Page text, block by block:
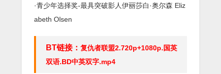
·青少年选择奖-最具突破影人伊丽莎白·奥尔森 Eliz
abeth Olsen
BT链接： 复仇者联盟2.720p+1080p.国英
双语.BD中英双字.mp4